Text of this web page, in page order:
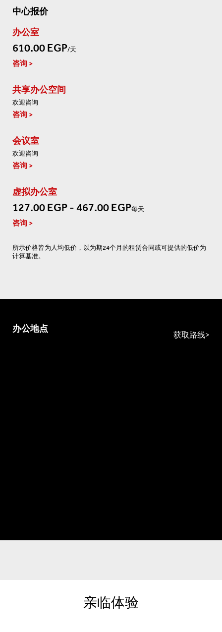
中心报价
办公室
610.00 EGP/天
咨询
共享办公空间
欢迎咨询
咨询
会议室
欢迎咨询
咨询
虚拟办公室
127.00 EGP - 467.00 EGP每天
咨询
所示价格皆为人均低价，以为期24个月的租赁合同或可提供的低价为
计算基准。
办公地点
获取路线
亲临体验